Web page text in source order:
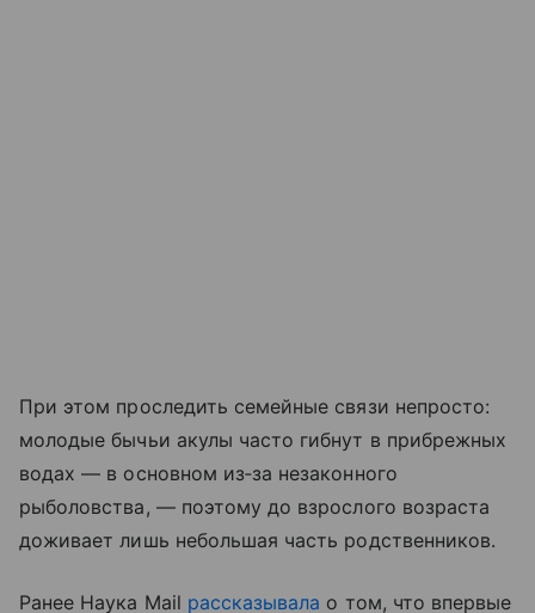
При этом проследить семейные связи непросто:
молодые бычьи акулы часто гибнут в прибрежных
водах — в основном из‑за незаконного
рыболовства, — поэтому до взрослого возраста
доживает лишь небольшая часть родственников.
Ранее Наука Mail рассказывала о том, что впервые